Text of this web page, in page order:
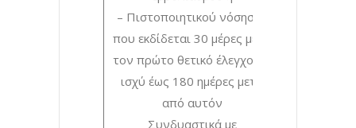
– Πιστοποιητικού νόσησης
που εκδίδεται 30 μέρες μετά
τον πρώτο θετικό έλεγχο, με
ισχύ έως 180 ημέρες μετά
από αυτόν
Συνδυαστικά με